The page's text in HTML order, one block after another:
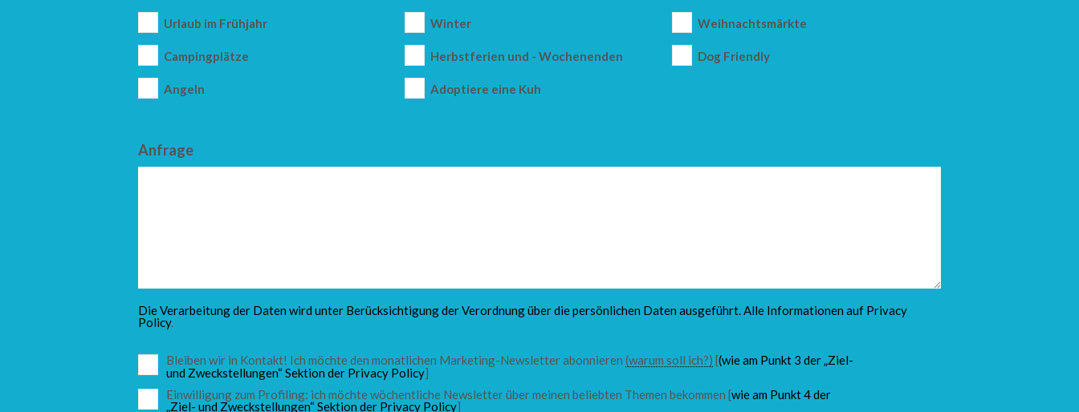
Urlaub im Frühjahr Winter Weihnachtsmärkte
Campingplätze Herbstferien und - Wochenenden Dog Friendly
Angeln Adoptiere eine Kuh
Anfrage
Die Verarbeitung der Daten wird unter Berücksichtigung der Verordnung über die persönlichen Daten ausgeführt. Alle Informationen auf Privacy
Policy.
Bleiben wir in Kontakt! Ich möchte den monatlichen Marketing-Newsletter abonnieren (warum soll ich?) [(wie am Punkt 3 der „Ziel-
und Zweckstellungen“ Sektion der Privacy Policy]
Einwilligung zum Profiling: ich möchte wöchentliche Newsletter über meinen beliebten Themen bekommen [wie am Punkt 4 der
„Ziel- und Zweckstellungen“ Sektion der Privacy Policy]